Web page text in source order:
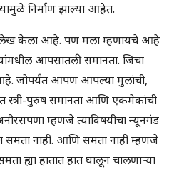
निर्माण झाल्या आहेत.
केला आहे. पण मला म्हणायचे आहे
आपसातली समानता. जिचा
जोपर्यंत आपण आपल्या मुलांची,
पुरुष समानता आणि एकमेकांची
म्हणजे त्याविषयीचा न्यूनगंड
समता नाही. आणि समता नाही म्हणजे
ह्या हातात हात घालून चालणाऱ्या